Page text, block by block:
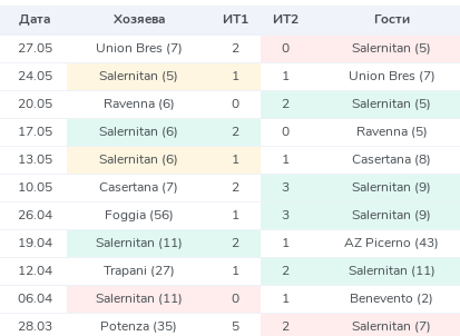
Дата Хозяева ИТ1 ИТ2 Гости
27.05 Union Bres (7) 2 0 Salernitan (5)
24.05 Salernitan (5) 1 1 Union Bres (7)
20.05 Ravenna (6) 0 2 Salernitan (5)
17.05 Salernitan (6) 2 0 Ravenna (5)
13.05 Salernitan (6) 1 1 Casertana (8)
10.05 Casertana (7) 2 3 Salernitan (9)
26.04 Foggia (56) 1 3 Salernitan (9)
19.04 Salernitan (11) 2 1 AZ Picerno (43)
12.04 Trapani (27) 1 2 Salernitan (11)
06.04 Salernitan (11) 0 1 Benevento (2)
28.03 Potenza (35) 5 2 Salernitan (7)